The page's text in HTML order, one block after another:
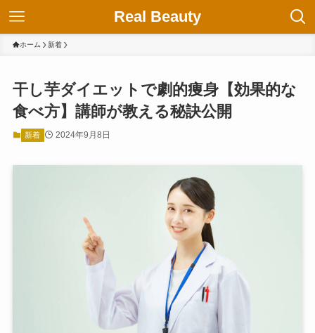
Real Beauty
ホーム 新着
干し芋ダイエットで劇的痩身【効果的な
食べ方】講師が教える秘訣公開
新着 2024年9月8日